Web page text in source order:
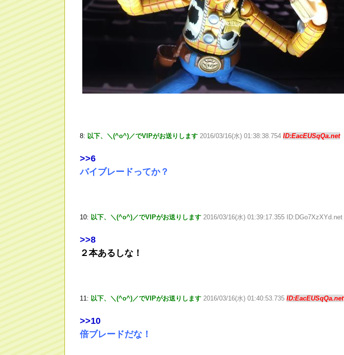
8: 以下、＼(^o^)／でVIPがお送りします 2016/03/16(水) 01:38:38.754 ID:EacEUSqQa.net
>>6
バイブレードってか？
10: 以下、＼(^o^)／でVIPがお送りします 2016/03/16(水) 01:39:17.355 ID:DGo7XzXYd.net
>>8
２本あるしな！
11: 以下、＼(^o^)／でVIPがお送りします 2016/03/16(水) 01:40:53.735 ID:EacEUSqQa.net
>>10
倍ブレードだな！